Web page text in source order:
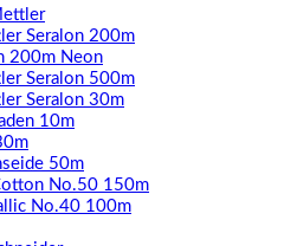
Seralon 200m
200m Neon
Seralon 500m
Seralon 30m
10m
50m
No.50 150m
No.40 100m